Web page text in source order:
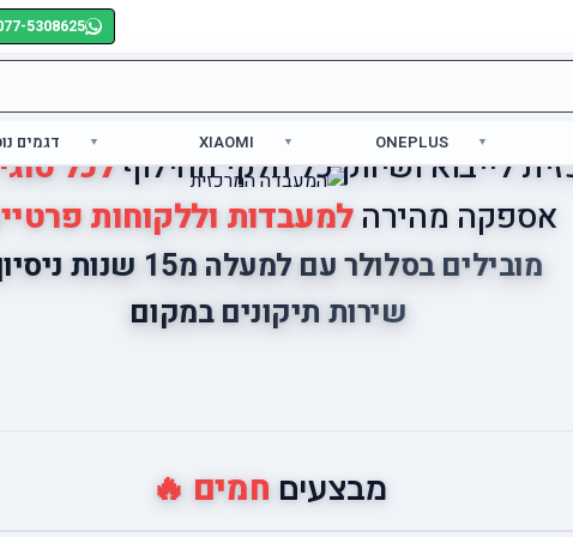
5308625
ONEPLUS
XIAOMI דגמים
לייבוא ושיווק כל חלקי החילוףלכל
אספקה מהירהלמעבדות וללקוחות
מובילים בסלולר עם למעלה מ15 שנות ניסיון
שירות תיקונים במקום
מבצעים חמים 🔥